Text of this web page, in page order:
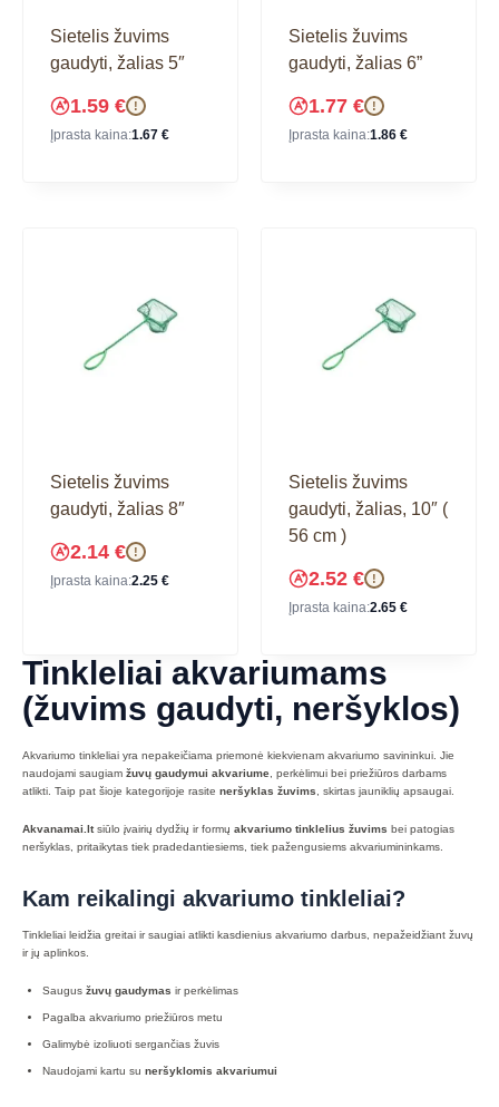
Sietelis žuvims
gaudyti, žalias 5″
1.59 € !
Įprasta kaina:1.67 €
Sietelis žuvims
gaudyti, žalias 6”
1.77 € !
Įprasta kaina:1.86 €
Sietelis žuvims
gaudyti, žalias 8″
2.14 € !
Įprasta kaina:2.25 €
Sietelis žuvims
gaudyti, žalias, 10″ (
56 cm )
2.52 € !
Įprasta kaina:2.65 €
Tinkleliai akvariumams
(žuvims gaudyti, neršyklos)
Akvariumo tinkleliai yra nepakeičiama priemonė kiekvienam akvariumo savininkui. Jie
naudojami saugiam žuvų gaudymui akvariume, perkėlimui bei priežiūros darbams
atlikti. Taip pat šioje kategorijoje rasite neršyklas žuvims, skirtas jauniklių apsaugai.
Akvanamai.ltsiūlo įvairių dydžių ir formų akvariumo tinklelius žuvims bei patogias
neršyklas, pritaikytas tiek pradedantiesiems, tiek pažengusiems akvariumininkams.
Kam reikalingi akvariumo tinkleliai?
Tinkleliai leidžia greitai ir saugiai atlikti kasdienius akvariumo darbus, nepažeidžiant žuvų
ir jų aplinkos.
Saugus žuvų gaudymas ir perkėlimas
Pagalba akvariumo priežiūros metu
Galimybė izoliuoti sergančias žuvis
Naudojami kartu su neršyklomis akvariumui